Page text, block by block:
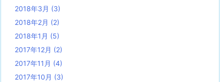
2018年3月 (3)
2018年2月 (2)
2018年1月 (5)
2017年12月 (2)
2017年11月 (4)
2017年10月 (3)